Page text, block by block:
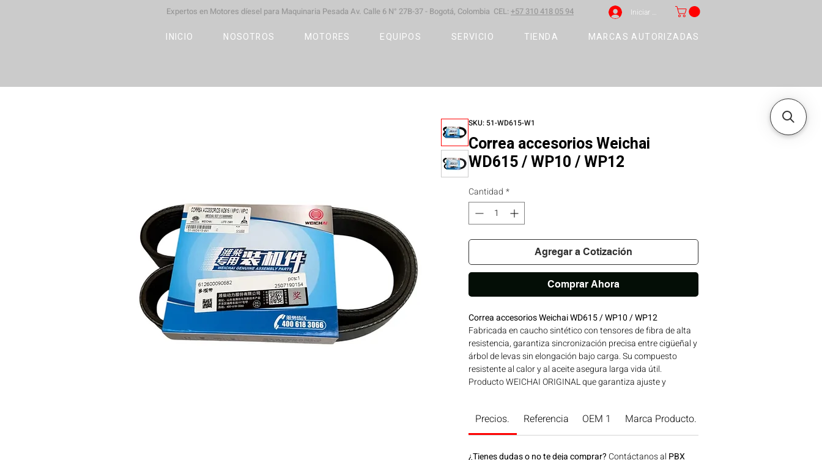
Expertos en Motores díesel para Maquinaria Pesada Av. Calle 6 N° 27B-37 - Bogotá, Colombia CEL: +57 310 418 05 94 Iniciar sesión
INICIO NOSOTROS MOTORES EQUIPOS SERVICIO TIENDA MARCAS AUTORIZADAS
SKU: 51-WD615-W1
Correa accesorios Weichai
WD615 / WP10 / WP12
Cantidad *
Agregar a Cotización
Comprar Ahora
Correa accesorios Weichai WD615 / WP10 / WP12
Fabricada en caucho sintético con tensores de fibra de alta
resistencia, garantiza sincronización precisa entre cigüeñal y
árbol de levas sin elongación bajo carga. Su compuesto
resistente al calor y al aceite asegura larga vida útil.
Producto WEICHAI ORIGINAL que garantiza ajuste y
aplicaciones en maquinaria agrícola, construcción, minería y
generación de energía disponible en Bogotá, Colombia.
Precios. Referencia OEM 1 Marca Producto.
¿Tienes dudas o no te deja comprar? Contáctanos al PBX